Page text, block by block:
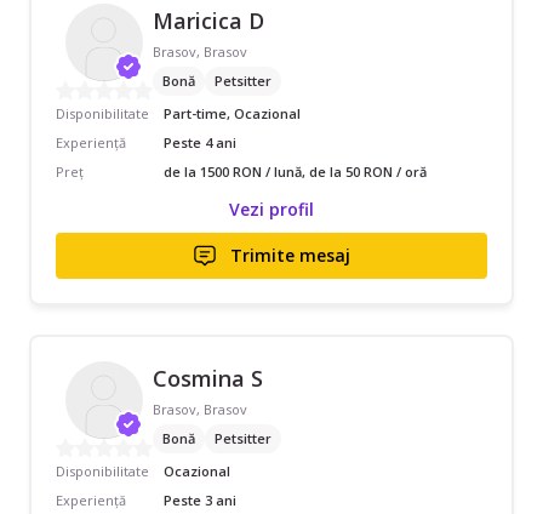
Maricica D
Brasov, Brasov
Bonă
Petsitter
Disponibilitate
Part-time, Ocazional
Experiență
Peste 4 ani
Preț
de la 1500 RON / lună, de la 50 RON / oră
Vezi profil
Trimite mesaj
Cosmina S
Brasov, Brasov
Bonă
Petsitter
Disponibilitate
Ocazional
Experiență
Peste 3 ani